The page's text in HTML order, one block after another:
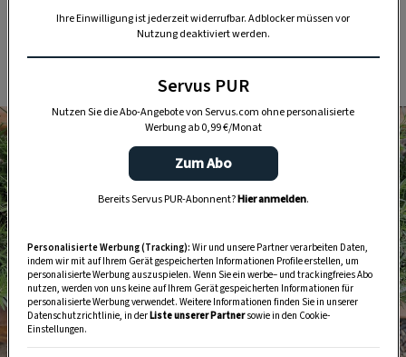
Gemüseknospen sogar angenehmer. Die
Pflanzen halten bis –10 °C ohne Probleme aus;
darunter ist eine Abdeckung notwendig.
Ihre Einwilligung ist jederzeit widerrufbar. Adblocker müssen vor
Nutzung deaktiviert werden.
Servus PUR
Nutzen Sie die Abo-Angebote von Servus.com ohne personalisierte
Werbung ab 0,99 €/Monat
Zum Abo
Bereits Servus PUR-Abonnent?Hier anmelden.
Personalisierte Werbung (Tracking): Wir und unsere Partner verarbeiten Daten,
indem wir mit auf Ihrem Gerät gespeicherten Informationen Profile erstellen, um
personalisierte Werbung auszuspielen. Wenn Sie ein werbe– und trackingfreies Abo
nutzen, werden von uns keine auf Ihrem Gerät gespeicherten Informationen für
personalisierte Werbung verwendet. Weitere Informationen finden Sie in unserer
Datenschutzrichtlinie, in derListe unserer Partnersowie in den Cookie-
Einstellungen.